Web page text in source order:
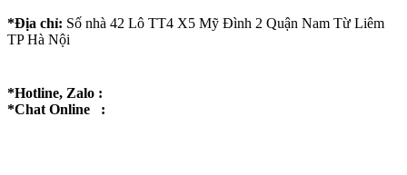
*Địa chỉ: Số nhà 42 Lô TT4 X5 Mỹ Đình 2 Quận Nam Từ Liêm
TP Hà Nội
*Hotline, Zalo :
*Chat Online :